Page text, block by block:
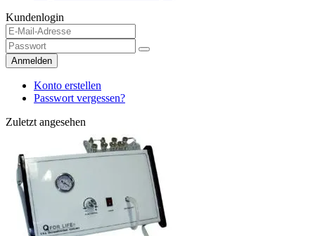
Kundenlogin
Anmelden
Konto erstellen
Passwort vergessen?
Zuletzt angesehen